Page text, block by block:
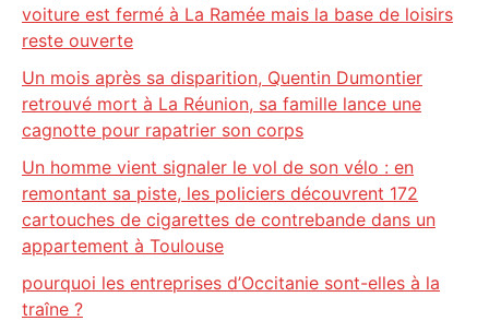
voiture est fermé à La Ramée mais la base de loisirs
reste ouverte
Un mois après sa disparition, Quentin Dumontier
retrouvé mort à La Réunion, sa famille lance une
cagnotte pour rapatrier son corps
Un homme vient signaler le vol de son vélo : en
remontant sa piste, les policiers découvrent 172
cartouches de cigarettes de contrebande dans un
appartement à Toulouse
pourquoi les entreprises d’Occitanie sont-elles à la
traîne ?